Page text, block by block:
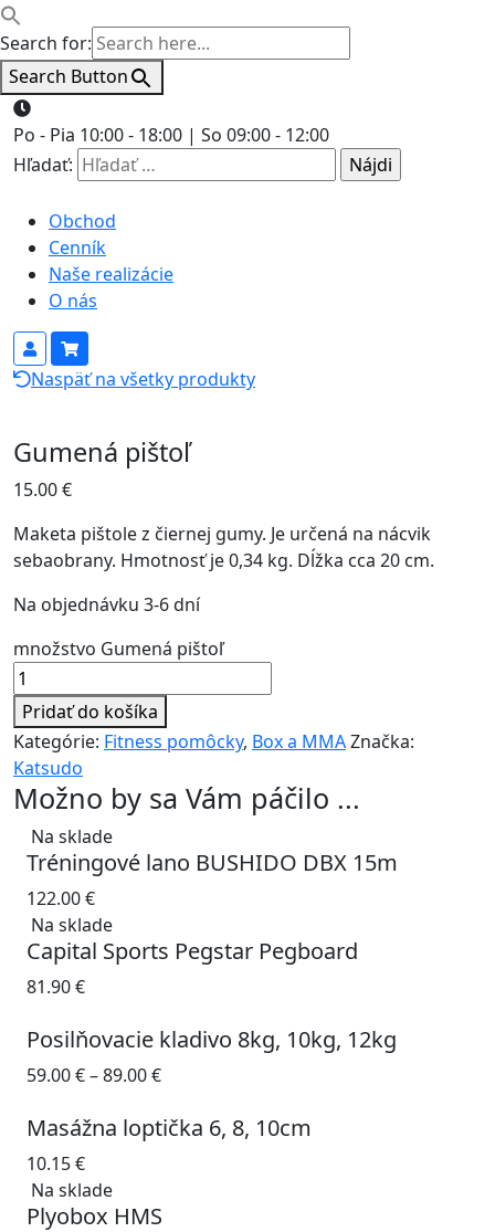
Search for:
Search Button
Po - Pia 10:00 - 18:00 | So 09:00 - 12:00
Hľadať:
Obchod
Cenník
Naše realizácie
O nás
Naspäť na všetky produkty
Gumená pištoľ
15.00€
Maketa pištole z čiernej gumy. Je určená na nácvik
sebaobrany. Hmotnosť je 0,34 kg. Dĺžka cca 20 cm.
Na objednávku 3-6 dní
množstvo Gumená pištoľ
Pridať do košíka
Kategórie: Fitness pomôcky, Box a MMAZnačka:
Katsudo
Možno by sa Vám páčilo ...
Na sklade
Tréningové lano BUSHIDO DBX 15m
122.00€
Na sklade
Capital Sports Pegstar Pegboard
81.90€
Posilňovacie kladivo 8kg, 10kg, 12kg
59.00€–89.00€
Masážna loptička 6, 8, 10cm
10.15€
Na sklade
Plyobox HMS